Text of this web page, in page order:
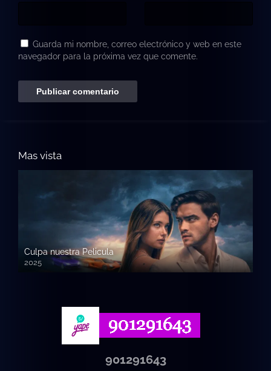
Guarda mi nombre, correo electrónico y web en este
navegador para la próxima vez que comente.
Mas vista
Culpa nuestra Pelicula
2025
720p HD
901291643